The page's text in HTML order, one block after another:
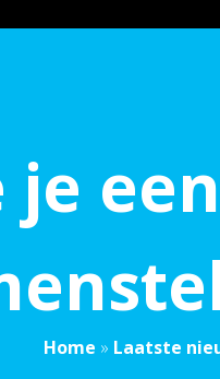
je
Home » Laatste